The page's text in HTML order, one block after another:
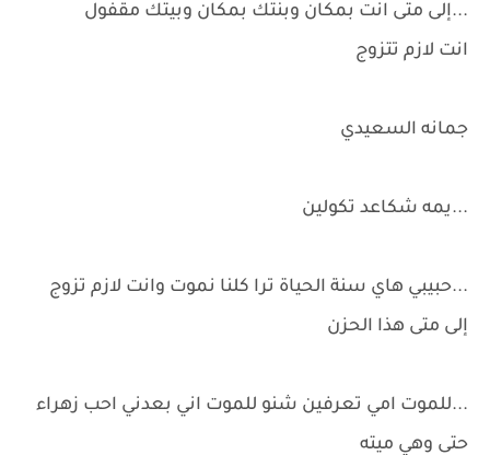
...إلى متى انت بمكان وبنتك بمكان وبيتك مقفول
انت لازم تتزوج
جمانه السعيدي
...يمه شكاعد تكولين
...حبيبي هاي سنة الحياة ترا كلنا نموت وانت لازم تزوج
إلى متى هذا الحزن
...للموت امي تعرفين شنو للموت اني بعدني احب زهراء
حتى وهي ميته